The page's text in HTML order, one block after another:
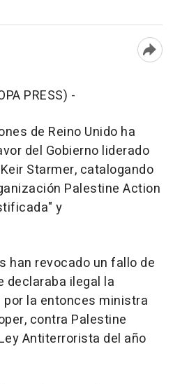
PRESS) -
de Reino Unido ha
del Gobierno liderado
Starmer, catalogando
Palestine Action
y
han revocado un fallo de
declaraba ilegal la
la entonces ministra
contra Palestine
Antiterrorista del año